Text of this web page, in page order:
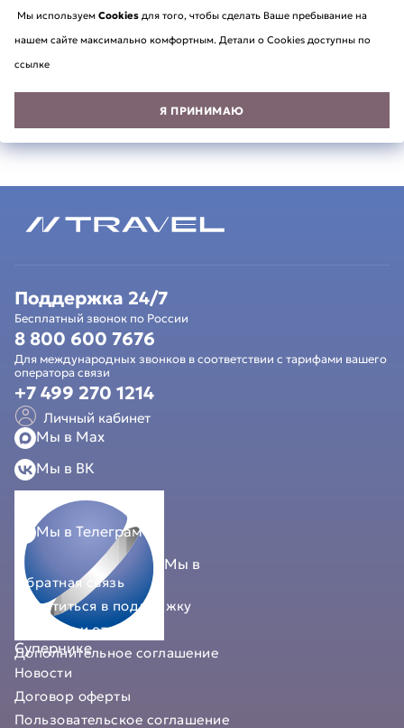
Мы используемCookiesдля того, чтобы сделать Ваше пребывание на
нашем сайте максимально комфортным. Детали о Cookies доступны по
ссылке
Я ПРИНИМАЮ
Поддержка 24/7
Бесплатный звонок по России
8 800 600 7676
Для международных звонков в соответствии с тарифами вашего
оператора связи
+7 499 270 1214
Личный кабинет
Мы в Мах
Мы в ВК
Мы в
Супернике
Мы в Телеграм
Обратная связь
Обратиться в поддержку
Вопросы и ответы
Дополнительное соглашение
Новости
Договор оферты
Пользовательское соглашение